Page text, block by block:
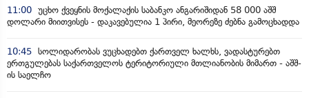
11:00 უცხო ქვეყნის მოქალაქის საბანკო ანგარიშიდან 58 000 აშშ
დოლარი მიითვისეს - დაკავებულია 1 პირი, მეორეზე ძებნა გამოცხადდა
10:45 სოლიდარობას ვუცხადებთ ქართველ ხალხს, ვადასტურებთ
ერთგულებას საქართველოს ტერიტორიული მთლიანობის მიმართ - აშშ-
ის საელჩო